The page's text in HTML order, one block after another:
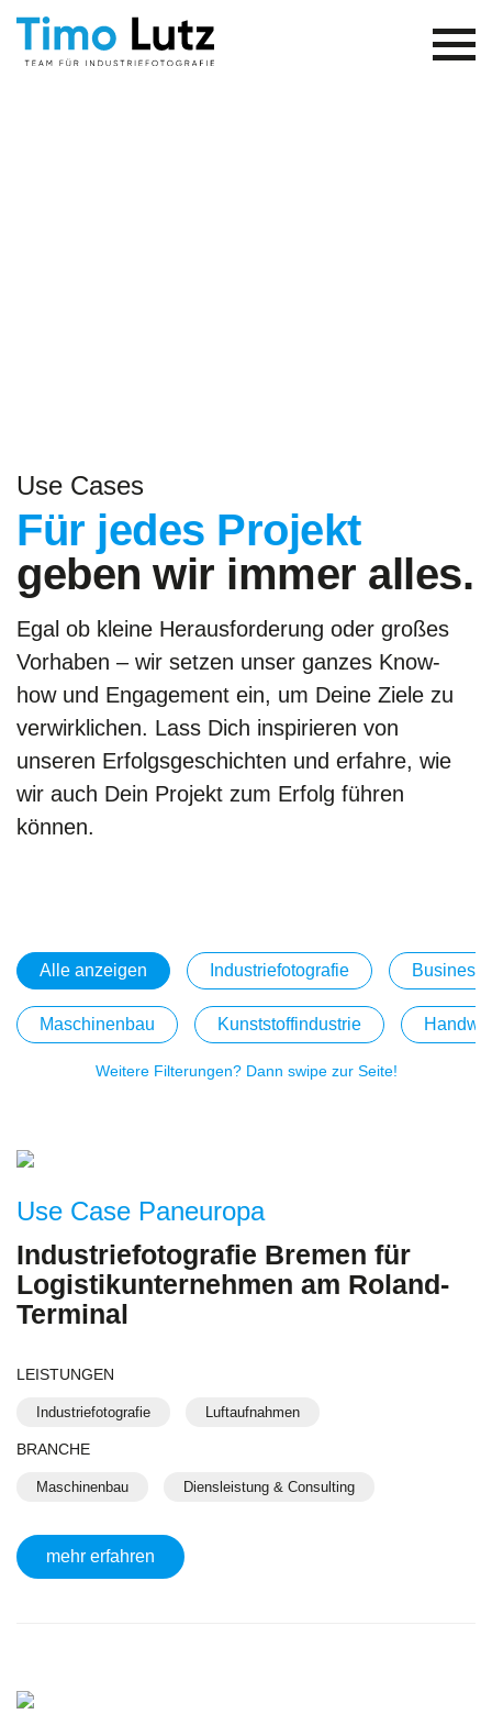
Use Cases
Für jedes Projekt
geben wir immer alles.
Egal ob kleine Herausforderung oder großes
Vorhaben – wir setzen unser ganzes Know-
how und Engagement ein, um Deine Ziele zu
verwirklichen. Lass Dich inspirieren von
unseren Erfolgsgeschichten und erfahre, wie
wir auch Dein Projekt zum Erfolg führen
können.
Alle anzeigen Industriefotografie
Maschinenbau Kunststoffindustrie
Weitere Filterungen? Dann swipe zur Seite!
Use Case Paneuropa
Industriefotografie Bremen für
Logistikunternehmen am Roland-
Terminal
LEISTUNGEN
Industriefotografie Luftaufnahmen
BRANCHE
Maschinenbau Diensleistung & Consulting
mehr erfahren